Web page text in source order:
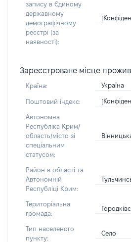
запису в Єдиному
державному
демографічному
реєстрі (за
наявності):
Зареєстроване місце
Країна: Україна
Поштовий індекс:
Автономна
Республіка Крим/
область/місто зі
спеціальним
статусом:
Район в області та
Автономній
Республіці Крим:
Територіальна
громада:
Тип населеного
пункту:
Село